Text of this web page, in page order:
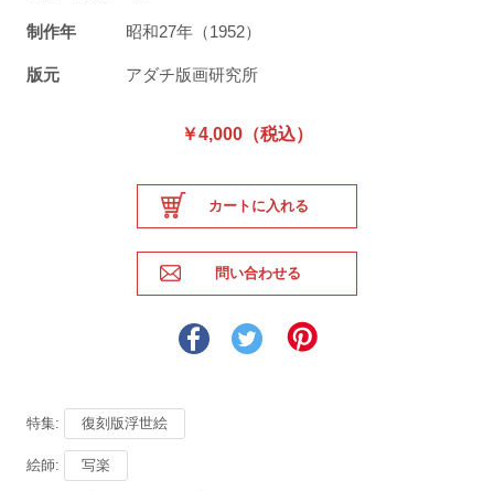
制作年 昭和27年（1952）
版元 アダチ版画研究所
￥4,000（税込）
特集: 復刻版浮世絵
絵師: 写楽